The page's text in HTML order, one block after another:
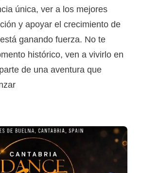
única, ver a los mejores
y apoyar el crecimiento de
ganando fuerza. No te
histórico, ven a vivirlo en
de una aventura que